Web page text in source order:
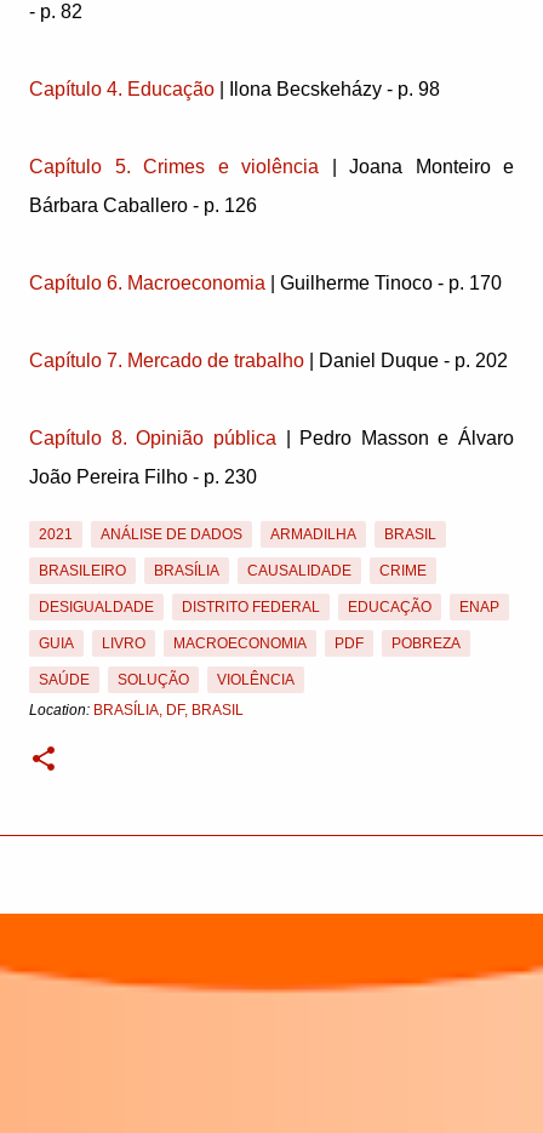
- p. 82
Capítulo 4. Educação | Ilona Becskeházy - p. 98
Capítulo 5. Crimes e violência | Joana Monteiro e
Bárbara Caballero - p. 126
Capítulo 6. Macroeconomia | Guilherme Tinoco - p. 170
Capítulo 7. Mercado de trabalho | Daniel Duque - p. 202
Capítulo 8. Opinião pública | Pedro Masson e Álvaro
João Pereira Filho - p. 230
2021 ANÁLISE DE DADOS ARMADILHA BRASIL
BRASILEIRO BRASÍLIA CAUSALIDADE CRIME
DESIGUALDADE DISTRITO FEDERAL EDUCAÇÃO ENAP
GUIA LIVRO MACROECONOMIA PDF POBREZA
SAÚDE SOLUÇÃO
VIOLÊNCIA
Location: BRASÍLIA, DF, BRASIL